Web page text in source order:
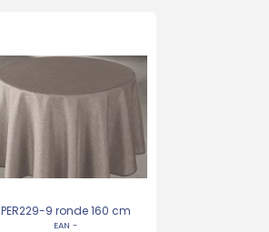
PER229-9 ronde 160 cm
EAN -